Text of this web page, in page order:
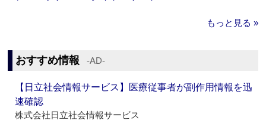
もっと見る »
おすすめ情報 ‐AD‐
【日立社会情報サービス】医療従事者が副作用情報を迅
速確認
株式会社日立社会情報サービス